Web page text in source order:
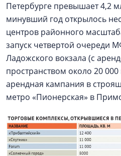
Петербурге превышает 4,2
минувший год открылось
центров районного
запуск четвертой очереди
Ладожского вокзала (с
пространством около 20
арендная кампания в
метро «Пионерская» в